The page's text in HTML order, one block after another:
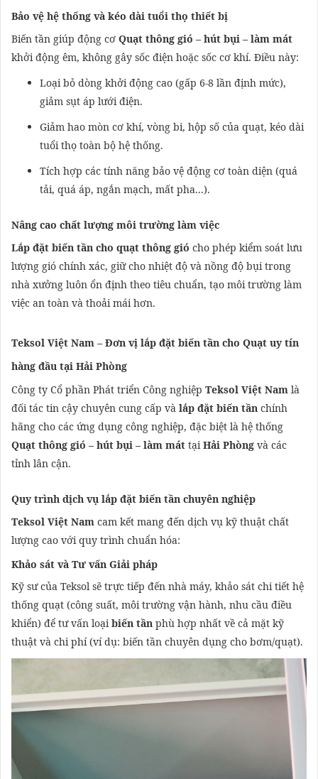
Bảo vệ hệ thống và kéo dài tuổi thọ thiết bị
Biến tần giúp động cơ Quạt thông gió – hút bụi – làm mát
khởi động êm, không gây sốc điện hoặc sốc cơ khí. Điều này:
Loại bỏ dòng khởi động cao (gấp 6-8 lần định mức),
giảm sụt áp lưới điện.
Giảm hao mòn cơ khí, vòng bi, hộp số của quạt, kéo dài
tuổi thọ toàn bộ hệ thống.
Tích hợp các tính năng bảo vệ động cơ toàn diện (quá
tải, quá áp, ngắn mạch, mất pha...).
Nâng cao chất lượng môi trường làm việc
Lắp đặt biến tần cho quạt thông gió cho phép kiểm soát lưu
lượng gió chính xác, giữ cho nhiệt độ và nồng độ bụi trong
nhà xưởng luôn ổn định theo tiêu chuẩn, tạo môi trường làm
việc an toàn và thoải mái hơn.
Teksol Việt Nam – Đơn vị lắp đặt biến tần cho Quạt uy tín
hàng đầu tại Hải Phòng
Công ty Cổ phần Phát triển Công nghiệp Teksol Việt Nam là
đối tác tin cậy chuyên cung cấp và lắp đặt biến tần chính
hãng cho các ứng dụng công nghiệp, đặc biệt là hệ thống
Quạt thông gió – hút bụi – làm mát tạiHải Phòng và các
tỉnh lân cận.
Quy trình dịch vụ lắp đặt biến tần chuyên nghiệp
Teksol Việt Nam cam kết mang đến dịch vụ kỹ thuật chất
lượng cao với quy trình chuẩn hóa:
Khảo sát và Tư vấn Giải pháp
Kỹ sư của Teksol sẽ trực tiếp đến nhà máy, khảo sát chi tiết hệ
thống quạt (công suất, môi trường vận hành, nhu cầu điều
khiển) để tư vấn loạibiến tần phù hợp nhất về cả mặt kỹ
thuật và chi phí (ví dụ: biến tần chuyên dụng cho bơm/quạt).